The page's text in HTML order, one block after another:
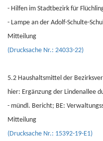
- Hilfen im Stadtbezirk für
- Lampe an der Adolf-Schulte-
Mitteilung
(Drucksache Nr.: 24033-22)
5.2 Haushaltsmittel der
hier: Ergänzung der Lindenallee
- mündl. Bericht; BE:
Mitteilung
(Drucksache Nr.: 15392-19-E1)